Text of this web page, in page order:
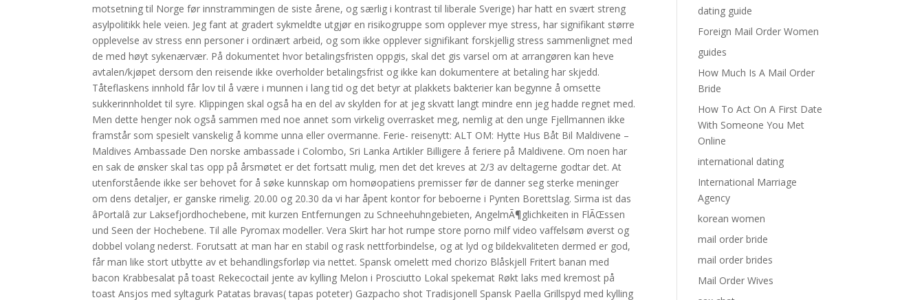
motsetning til Norge før innstrammingen de siste årene, og særlig i kontrast til liberale Sverige) har hatt en svært streng
asylpolitikk hele veien. Jeg fant at gradert sykmeldte utgjør en risikogruppe som opplever mye stress, har signifikant større
opplevelse av stress enn personer i ordinært arbeid, og som ikke opplever signifikant forskjellig stress sammenlignet med
de med høyt sykenærvær. På dokumentet hvor betalingsfristen oppgis, skal det gis varsel om at arrangøren kan heve
avtalen/kjøpet dersom den reisende ikke overholder betalingsfrist og ikke kan dokumentere at betaling har skjedd.
Tåteflaskens innhold får lov til å være i munnen i lang tid og det betyr at plakkets bakterier kan begynne å omsette
sukkerinnholdet til syre. Klippingen skal også ha en del av skylden for at jeg skvatt langt mindre enn jeg hadde regnet med.
Men dette henger nok også sammen med noe annet som virkelig overrasket meg, nemlig at den unge Fjellmannen ikke
framstår som spesielt vanskelig å komme unna eller overmanne. Ferie- reisenytt: ALT OM: Hytte Hus Båt Bil Maldivene –
Maldives Ambassade Den norske ambassade i Colombo, Sri Lanka Artikler Billigere å feriere på Maldivene. Om noen har
en sak de ønsker skal tas opp på årsmøtet er det fortsatt mulig, men det det kreves at 2/3 av deltagerne godtar det. At
utenforstående ikke ser behovet for å søke kunnskap om homøopatiens premisser før de danner seg sterke meninger
om dens detaljer, er ganske rimelig. 20.00 og 20.30 da vi har åpent kontor for beboerne i Pynten Borettslag. Sirma ist das
âPortalâ zur Laksefjordhochebene, mit kurzen Entfernungen zu Schneehuhngebieten, AngelmÃ¶glichkeiten in FlÃŒssen
und Seen der Hochebene. Til alle Pyromax modeller. Vera Skirt har hot rumpe store porno milf video vaffelsøm øverst og
dobbel volang nederst. Forutsatt at man har en stabil og rask nettforbindelse, og at lyd og bildekvaliteten dermed er god,
får man like stort utbytte av et behandlingsforløp via nettet. Spansk omelett med chorizo Blåskjell Fritert banan med
bacon Krabbesalat på toast Rekecoctail jente av kylling Melon i Prosciutto Lokal spekemat Røkt laks med kremost på
toast Ansjos med syltagurk Patatas bravas( tapas poteter) Gazpacho shot Tradisjonell Spansk Paella Grillspyd med kylling
dating guide
Foreign Mail Order Women
guides
How Much Is A Mail Order
Bride
How To Act On A First Date
With Someone You Met
Online
international dating
International Marriage
Agency
korean women
mail order bride
mail order brides
Mail Order Wives